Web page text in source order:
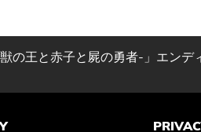
の王と赤子と屍の勇者-」エン